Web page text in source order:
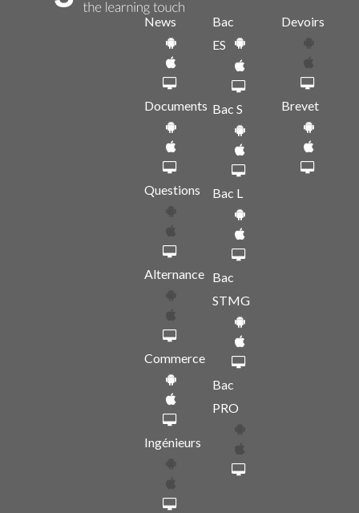
News
Documents
Questions
Alternance
Commerce
Ingénieurs
Bac
ES
Bac S
Bac L
Bac
STMG
Bac
PRO
Devoirs
Brevet